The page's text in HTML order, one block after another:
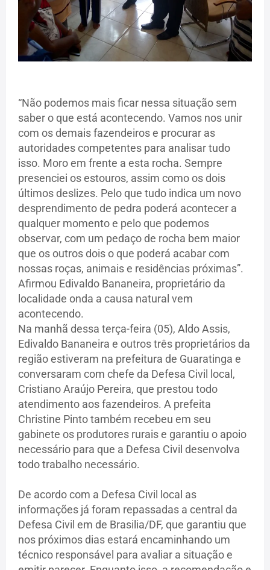
“Não podemos mais ficar nessa situação sem
saber o que está acontecendo. Vamos nos unir
com os demais fazendeiros e procurar as
autoridades competentes para analisar tudo
isso. Moro em frente a esta rocha. Sempre
presenciei os estouros, assim como os dois
últimos deslizes. Pelo que tudo indica um novo
desprendimento de pedra poderá acontecer a
qualquer momento e pelo que podemos
observar, com um pedaço de rocha bem maior
que os outros dois o que poderá acabar com
nossas roças, animais e residências próximas”.
Afirmou Edivaldo Bananeira, proprietário da
localidade onda a causa natural vem
acontecendo.
Na manhã dessa terça-feira (05), Aldo Assis,
Edivaldo Bananeira e outros três proprietários da
região estiveram na prefeitura de Guaratinga e
conversaram com chefe da Defesa Civil local,
Cristiano Araújo Pereira, que prestou todo
atendimento aos fazendeiros. A prefeita
Christine Pinto também recebeu em seu
gabinete os produtores rurais e garantiu o apoio
necessário para que a Defesa Civil desenvolva
todo trabalho necessário.
De acordo com a Defesa Civil local as
informações já foram repassadas a central da
Defesa Civil em de Brasilia/DF, que garantiu que
nos próximos dias estará encaminhando um
técnico responsável para avaliar a situação e